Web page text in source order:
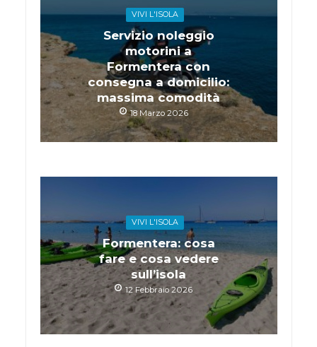
VIVI L'ISOLA
Servizio noleggio
motorini a
Formentera con
consegna a domicilio:
massima comodità
18 Marzo 2026
VIVI L'ISOLA
Formentera: cosa
fare e cosa vedere
sull’isola
12 Febbraio 2026